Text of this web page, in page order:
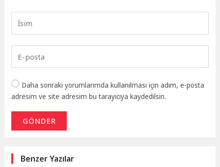
Daha sonraki yorumlarımda kullanılması için adım, e-posta
adresim ve site adresim bu tarayıcıya kaydedilsin.
GÖNDER
Benzer Yazılar